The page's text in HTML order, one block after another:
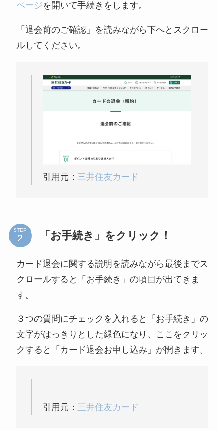
なぜ解約できない？
る方法ある？
い時の裏ワザ
する方法を完全攻略
ページを開いて手続きをします。
「退会前のご確認」を読みながら下へとスクロー
ルしてください。
引用元： 三井住友カード
STEP 「お手続き」をクリック！
カード退会に関する説明を読みながら最後までス
クロールすると「お手続き」の項目が出てきま
す。
３つの質問にチェックを入れると「お手続き」の
文字がはっきりとした緑色になり、ここをクリッ
クすると「カード退会お申し込み」が開きます。
引用元： 三井住友カード